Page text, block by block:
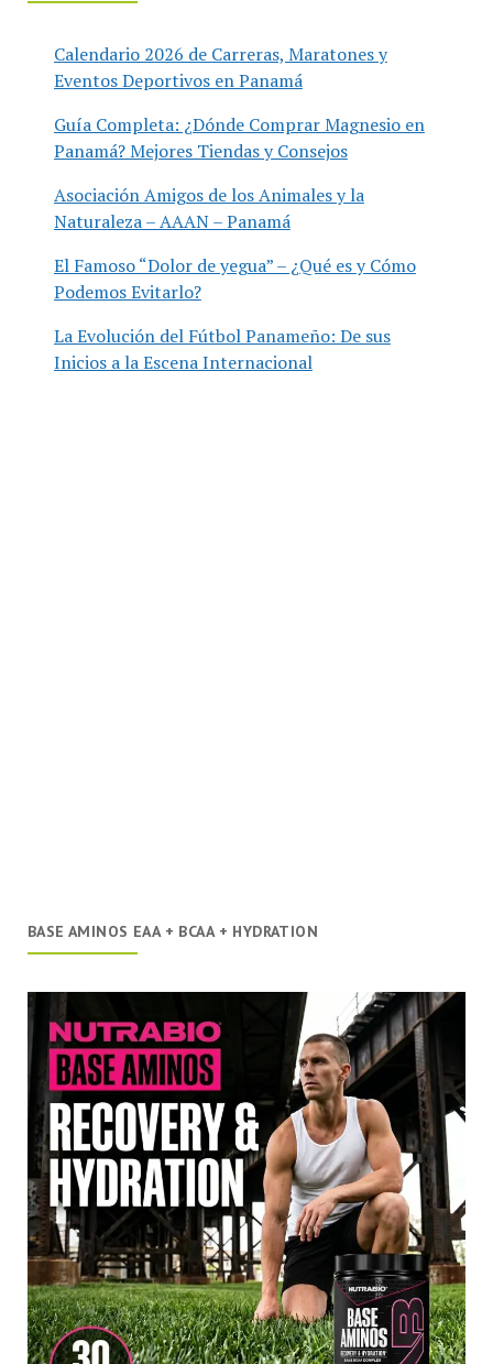
Calendario 2026 de Carreras, Maratones y
Eventos Deportivos en Panamá
Guía Completa: ¿Dónde Comprar Magnesio en
Panamá? Mejores Tiendas y Consejos
Asociación Amigos de los Animales y la
Naturaleza – AAAN – Panamá
El Famoso “Dolor de yegua” – ¿Qué es y Cómo
Podemos Evitarlo?
La Evolución del Fútbol Panameño: De sus
Inicios a la Escena Internacional
BASE AMINOS EAA + BCAA + HYDRATION